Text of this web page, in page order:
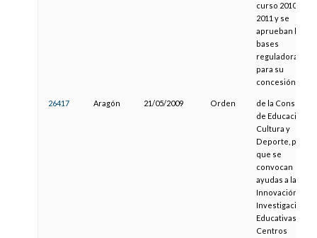
curso 2010-
2011 y se
aprueban las
bases
reguladoras
para su
concesión
26417 Aragón 21/05/2009 Orden
de la Consejera
de Educación,
Cultura y
Deporte, por la
que se
convocan
ayudas a la
Innovación e
Investigación
Educativas en
Centros